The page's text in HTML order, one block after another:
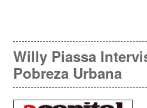
Willy Piassa
Pobreza Urbana